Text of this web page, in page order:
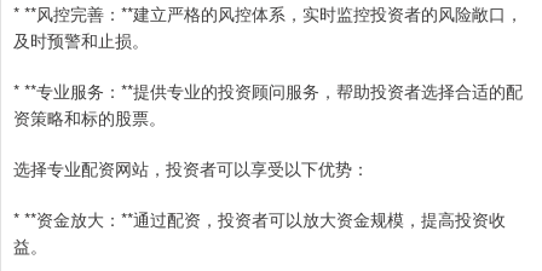
* **风控完善：**建立严格的风控体系，实时监控投资者的风险敞口，
及时预警和止损。
* **专业服务：**提供专业的投资顾问服务，帮助投资者选择合适的配
资策略和标的股票。
选择专业配资网站，投资者可以享受以下优势：
* **资金放大：**通过配资，投资者可以放大资金规模，提高投资收
益。